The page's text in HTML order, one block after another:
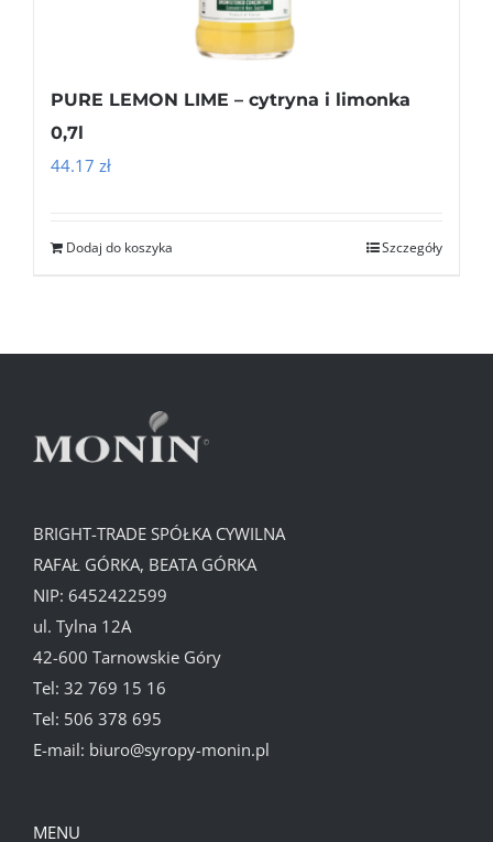
PURE LEMON LIME – cytryna i limonka
0,7l
44.17 zł
Dodaj do koszyka Szczegóły
BRIGHT-TRADE SPÓŁKA CYWILNA
RAFAŁ GÓRKA, BEATA GÓRKA
NIP: 6452422599
ul. Tylna 12A
42-600 Tarnowskie Góry
Tel: 32 769 15 16
Tel: 506 378 695
E-mail: biuro@syropy-monin.pl
MENU